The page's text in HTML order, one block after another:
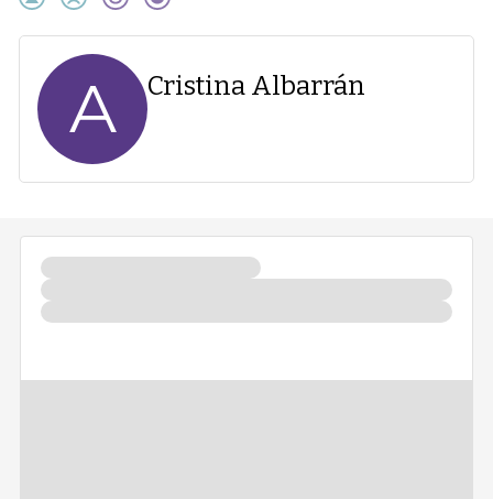
A Cristina Albarrán